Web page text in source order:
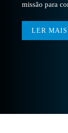
missão para
LER MAIS